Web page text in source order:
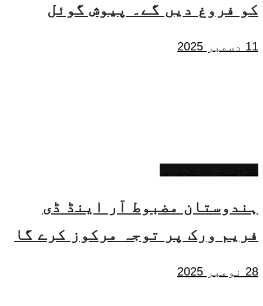
کو فروغ دیں گے۔ پیوش گوئل
11 دسمبر 2025
ہندوستان مضبوط آر اینڈ ڈی
فریم ورک پر توجہ مرکوز کرے گا
28 نومبر 2025